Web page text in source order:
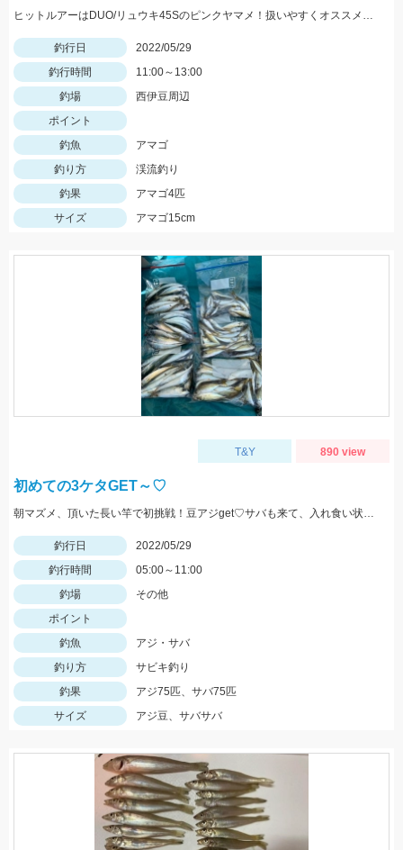
ヒットルアーはDUO/リュウキ45Sのピンクヤマメ！扱いやすくオススメです。
釣行日
2022/05/29
釣行時間
11:00～13:00
釣場
西伊豆周辺
ポイント
釣魚
アマゴ
釣り方
渓流釣り
釣果
アマゴ4匹
サイズ
アマゴ15cm
T&Y 890 view
初めての3ケタGET～♡
朝マズメ、頂いた長い竿で初挑戦！豆アジget♡サバも来て、入れ食い状態最高～！(笑) サイズ小さいから調理大変ですｗｗｗ
釣行日
2022/05/29
釣行時間
05:00～11:00
釣場
その他
ポイント
釣魚
アジ・サバ
釣り方
サビキ釣り
釣果
アジ75匹、サバ75匹
サイズ
アジ豆、サバサバ